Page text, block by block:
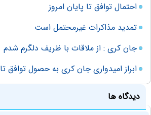
احتمال توافق تا پایان امروز
تمدید مذاکرات غیرمحتمل است
جان کری : از ملاقات با ظریف دلگرم شدم
ابراز امیدواری جان کری به حصول توافق تا 3 آذر
دیدگاه ها